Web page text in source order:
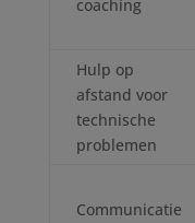
coaching
Hulp op
afstand voor
technische
problemen
Communicatie